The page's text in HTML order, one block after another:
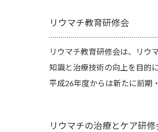
リウマチ教育研修会
リウマチ教育研修会は、リウ
知識と治療技術の向上を目的
平成26年度からは新たに前期
リウマチの治療とケア研修